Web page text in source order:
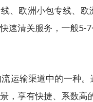
、欧洲小包专线、
清关服务，一般5-7
运输渠道中的一种
，享有快捷、系数高